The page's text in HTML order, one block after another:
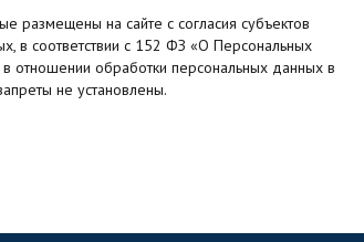
размещены на сайте с согласия субъектов
в соответствии с 152 ФЗ «О Персональных
отношении обработки персональных данных в
не установлены.